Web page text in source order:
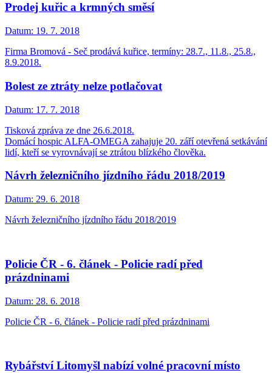
Prodej kuřic a krmných směsí
Datum: 19. 7. 2018
Firma Bromová - Seč prodává kuřice, termíny: 28.7., 11.8., 25.8.,
8.9.2018.
Bolest ze ztráty nelze potlačovat
Datum: 17. 7. 2018
Tisková zpráva ze dne 26.6.2018.
Domácí hospic ALFA-OMEGA zahajuje 20. září otevřená setkávání
lidí, kteří se vyrovnávají se ztrátou blízkého člověka.
Návrh železničního jízdního řádu 2018/2019
Datum: 29. 6. 2018
Návrh železničního jízdního řádu 2018/2019
Policie ČR - 6. článek - Policie radí před
prázdninami
Datum: 28. 6. 2018
Policie ČR - 6. článek - Policie radí před prázdninami
Rybářství Litomyšl nabízí volné pracovní místo